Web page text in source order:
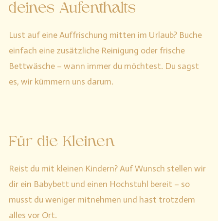
deines Aufenthalts
Lust auf eine Auffrischung mitten im Urlaub? Buche
einfach eine zusätzliche Reinigung oder frische
Bettwäsche – wann immer du möchtest. Du sagst
es, wir kümmern uns darum.
Für die Kleinen
Reist du mit kleinen Kindern? Auf Wunsch stellen wir
dir ein Babybett und einen Hochstuhl bereit – so
musst du weniger mitnehmen und hast trotzdem
alles vor Ort.